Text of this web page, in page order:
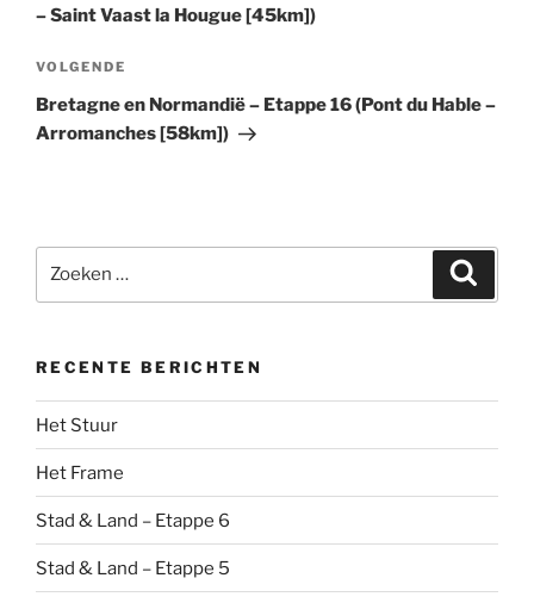
– Saint Vaast la Hougue [45km])
Volgend
bericht
VOLGENDE
Bretagne en Normandië – Etappe 16 (Pont du Hable –
Arromanches [58km])
naar:
RECENTE BERICHTEN
Het Stuur
Het Frame
Stad & Land – Etappe 6
Stad & Land – Etappe 5